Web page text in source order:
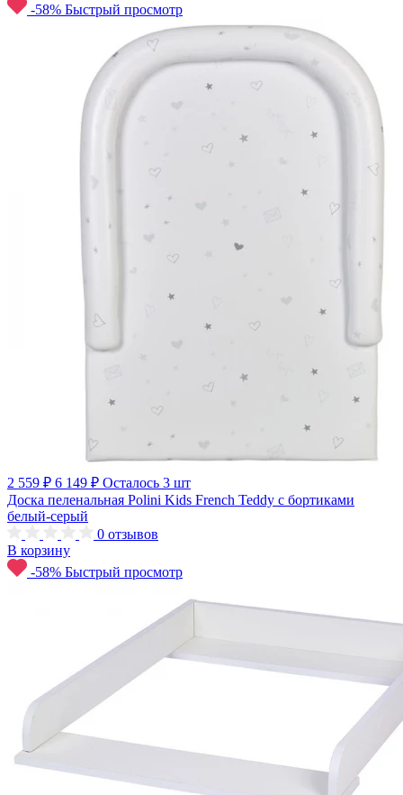
-58% Быстрый просмотр
2 559 ₽ 6 149 ₽ Осталось 3 шт
Доска пеленальная Polini Kids French Teddy с бортиками
белый-серый
0 отзывов
В корзину
-58% Быстрый просмотр